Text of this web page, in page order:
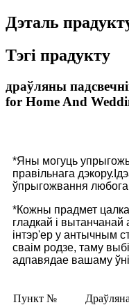
Дэталь
Тэгі прадукту
драўляны
for Home And
*Яны могуць
правільнага
ўпрыгожвання любога
*Кожны прадмет
гладкай і
інтэр'ер у антычным
сваім родзе, таму
адпавядае вашаму
Пункт №